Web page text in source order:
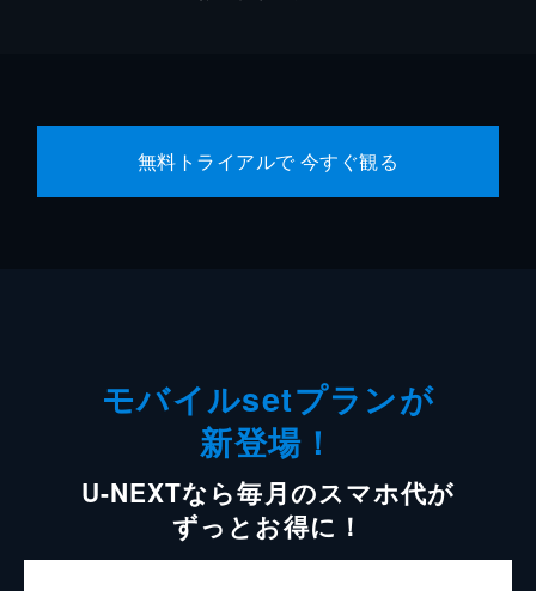
無料トライアルで 今すぐ観る
モバイルsetプランが
新登場！
U-NEXTなら毎月のスマホ代が
ずっとお得に！